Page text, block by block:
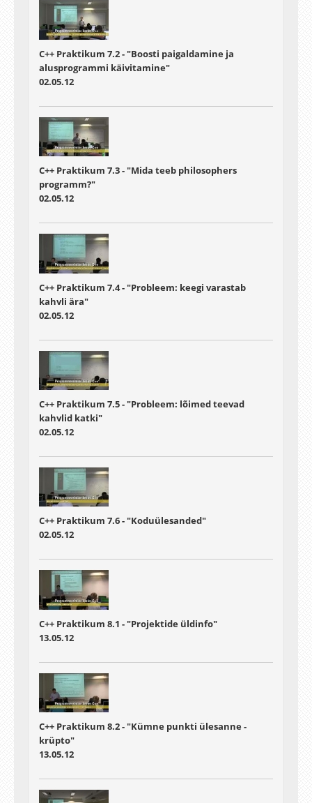
C++ Praktikum 7.2 - "Boosti paigaldamine ja
alusprogrammi käivitamine"
02.05.12
C++ Praktikum 7.3 - "Mida teeb philosophers
programm?"
02.05.12
C++ Praktikum 7.4 - "Probleem: keegi varastab
kahvli ära"
02.05.12
C++ Praktikum 7.5 - "Probleem: lõimed teevad
kahvlid katki"
02.05.12
C++ Praktikum 7.6 - "Koduülesanded"
02.05.12
C++ Praktikum 8.1 - "Projektide üldinfo"
13.05.12
C++ Praktikum 8.2 - "Kümne punkti ülesanne -
krüpto"
13.05.12